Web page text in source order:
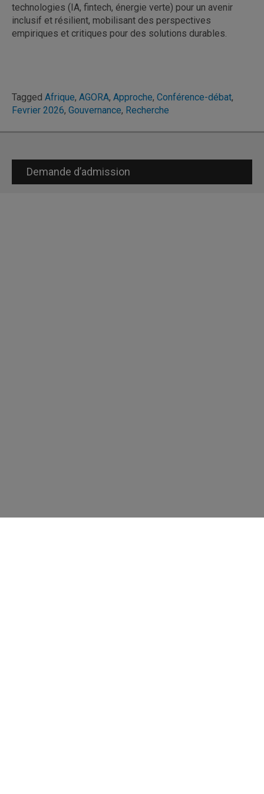
technologies (IA, fintech, énergie verte) pour un avenir
inclusif et résilient, mobilisant des perspectives
empiriques et critiques pour des solutions durables.
Tagged Afrique, AGORA, Approche, Conférence-débat,
Fevrier 2026, Gouvernance, Recherche
Demande d’admission